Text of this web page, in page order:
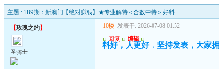
主题 : 189期：新澳门【绝对赚钱】★专业解特＜合数中特＞好料
【玫瑰之约】
圣骑士
10楼 发表于: 2026-07-08 01:52
u 回复 u 编辑 u
料好，人更好，坚持发表，大家